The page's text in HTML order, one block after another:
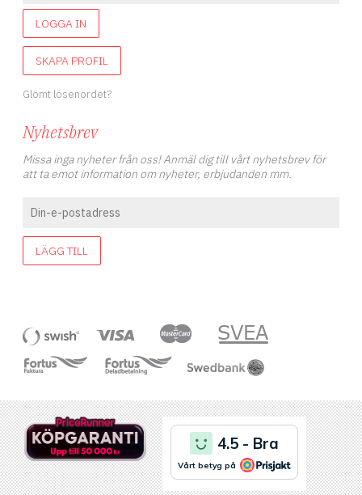
LOGGA IN
SKAPA PROFIL
Glömt lösenordet?
Nyhetsbrev
Missa inga nyheter från oss! Anmäl dig till vårt nyhetsbrev för
att ta emot information om nyheter, erbjudanden mm.
LÄGG TILL